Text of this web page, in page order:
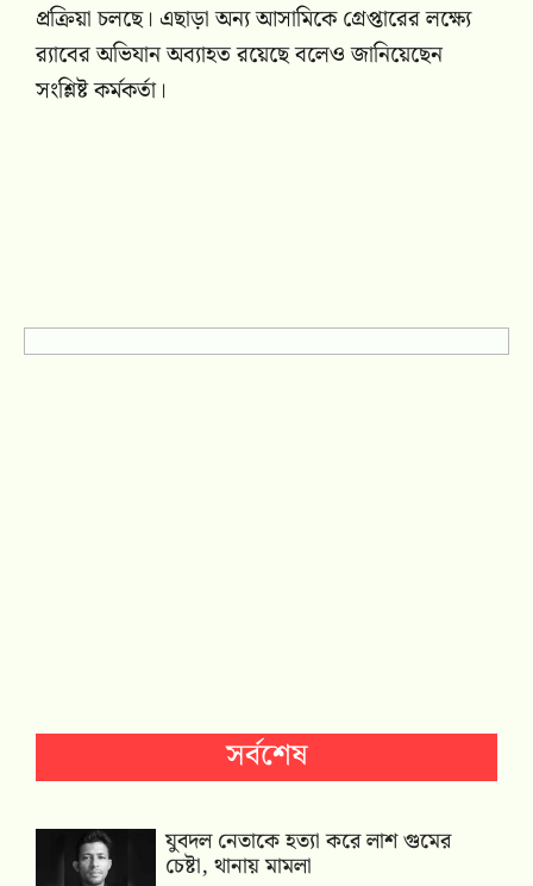
প্রক্রিয়া চলছে। এছাড়া অন্য আসামিকে গ্রেপ্তারের লক্ষ্যে
র‍্যাবের অভিযান অব্যাহত রয়েছে বলেও জানিয়েছেন
সংশ্লিষ্ট কর্মকর্তা।
সর্বশেষ
যুবদল নেতাকে হত্যা করে লাশ গুমের
চেষ্টা, থানায় মামলা